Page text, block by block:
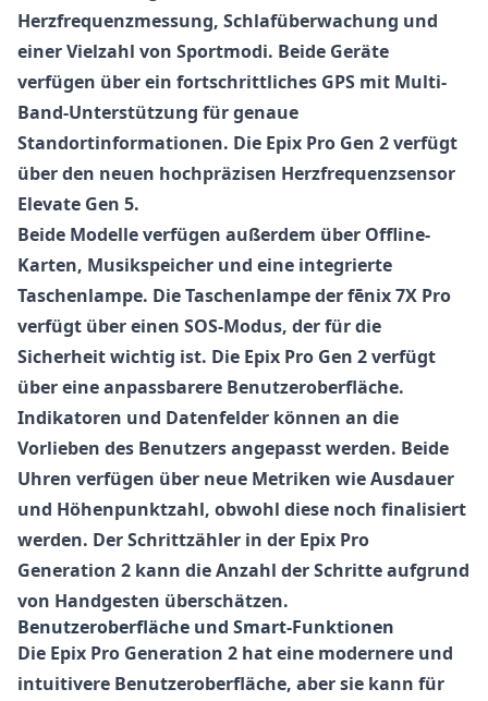
Herzfrequenzmessung, Schlafüberwachung und
einer Vielzahl von Sportmodi. Beide Geräte
verfügen über ein fortschrittliches GPS mit Multi-
Band-Unterstützung für genaue
Standortinformationen. Die Epix Pro Gen 2 verfügt
über den neuen hochpräzisen Herzfrequenzsensor
Elevate Gen 5.
Beide Modelle verfügen außerdem über Offline-
Karten, Musikspeicher und eine integrierte
Taschenlampe. Die Taschenlampe der fēnix 7X Pro
verfügt über einen SOS-Modus, der für die
Sicherheit wichtig ist. Die Epix Pro Gen 2 verfügt
über eine anpassbarere Benutzeroberfläche.
Indikatoren und Datenfelder können an die
Vorlieben des Benutzers angepasst werden. Beide
Uhren verfügen über neue Metriken wie Ausdauer
und Höhenpunktzahl, obwohl diese noch finalisiert
werden. Der Schrittzähler in der Epix Pro
Generation 2 kann die Anzahl der Schritte aufgrund
von Handgesten überschätzen.
Benutzeroberfläche und Smart-Funktionen
Die Epix Pro Generation 2 hat eine modernere und
intuitivere Benutzeroberfläche, aber sie kann für